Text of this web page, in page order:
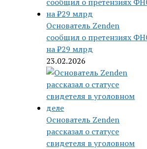
Основатель Zenden
сообщил о претензиях
на ₽29 млрд
23.02.2026
Основатель Zenden
рассказал о статусе
свидетеля в уголовном